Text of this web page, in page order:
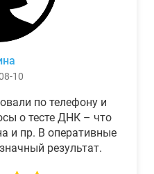
10
по телефону и
о тесте ДНК – что
и пр. В оперативные
результат.